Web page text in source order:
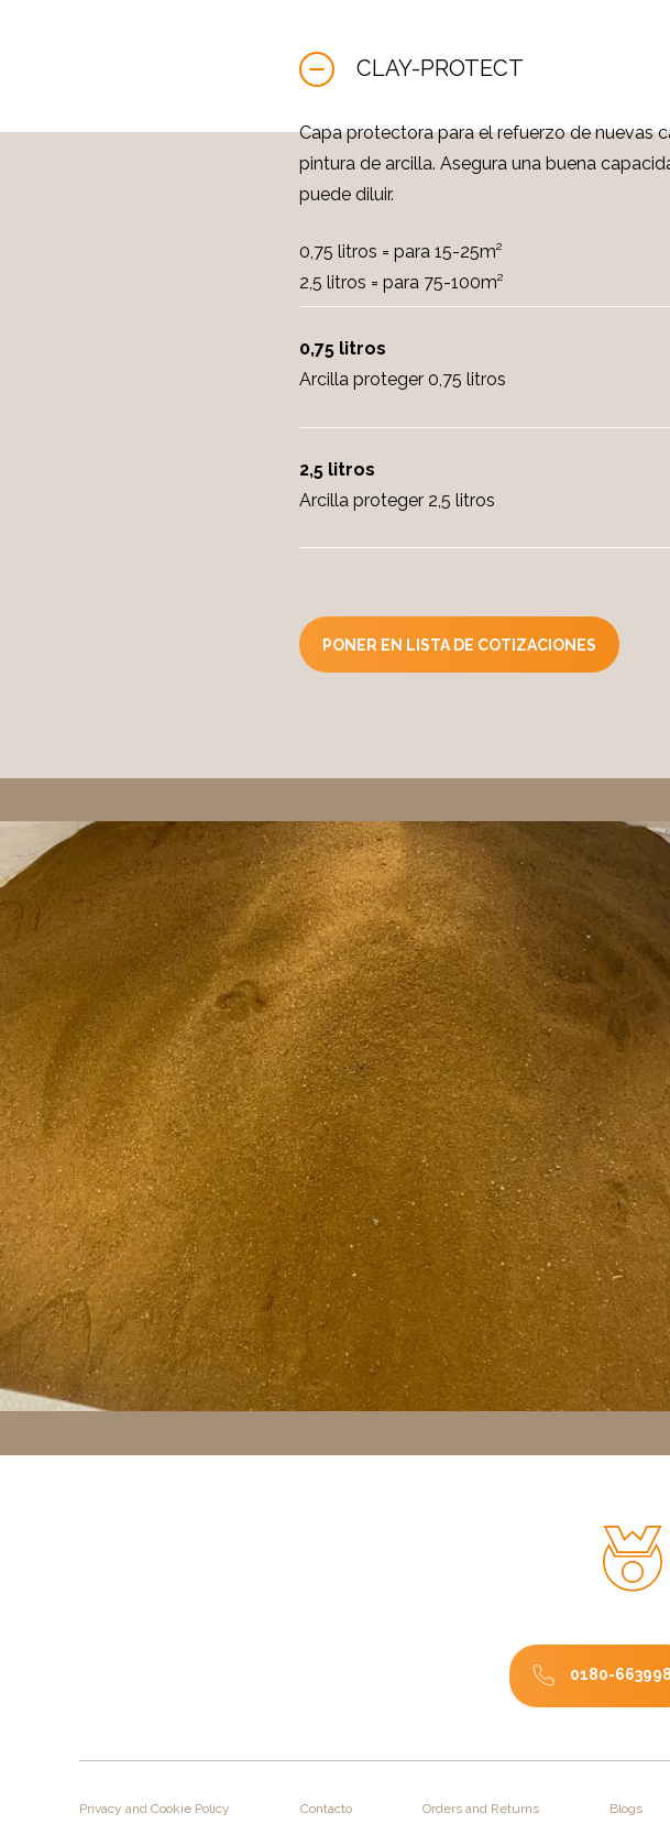
CLAY-PROTECT
Capa protectora para el refuerzo de nuevas
pintura de arcilla. Asegura una buena
puede diluir.
0,75 litros = para 15-25m²
2,5 litros = para 75-100m²
0,75 litros
Arcilla proteger 0,75 litros
2,5 litros
Arcilla proteger 2,5 litros
PONER EN LISTA DE COTIZACIONES
0180-663998
Privacy and Cookie Policy Contacto Orders and Returns Blogs